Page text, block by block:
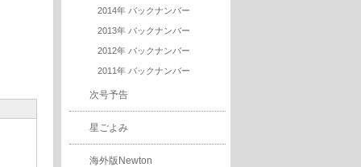
2014年 バックナンバー
2013年 バックナンバー
2012年 バックナンバー
2011年 バックナンバー
次号予告
星ごよみ
海外版Newton